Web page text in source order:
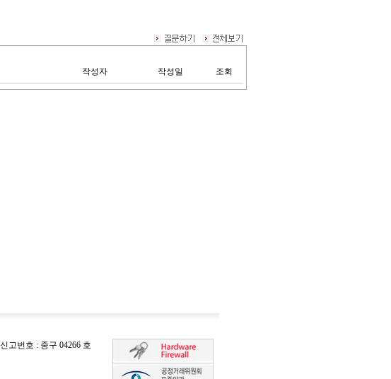
작성자 작성일 조회
고번호 : 중구 04266 호